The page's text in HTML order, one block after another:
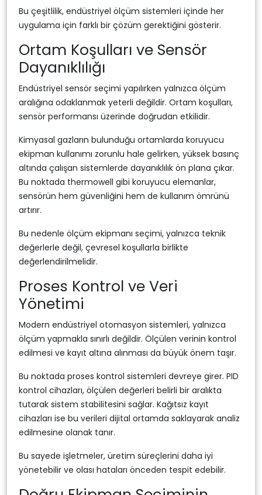
Bu çeşitlilik, endüstriyel ölçüm sistemleri içinde her
uygulama için farklı bir çözüm gerektiğini gösterir.
Ortam Koşulları ve Sensör
Dayanıklılığı
Endüstriyel sensör seçimi yapılırken yalnızca ölçüm
aralığına odaklanmak yeterli değildir. Ortam koşulları,
sensör performansı üzerinde doğrudan etkilidir.
Kimyasal gazların bulunduğu ortamlarda koruyucu
ekipman kullanımı zorunlu hale gelirken, yüksek basınç
altında çalışan sistemlerde dayanıklılık ön plana çıkar.
Bu noktada thermowell gibi koruyucu elemanlar,
sensörün hem güvenliğini hem de kullanım ömrünü
artırır.
Bu nedenle ölçüm ekipmanı seçimi, yalnızca teknik
değerlerle değil, çevresel koşullarla birlikte
değerlendirilmelidir.
Proses Kontrol ve Veri
Yönetimi
Modern endüstriyel otomasyon sistemleri, yalnızca
ölçüm yapmakla sınırlı değildir. Ölçülen verinin kontrol
edilmesi ve kayıt altına alınması da büyük önem taşır.
Bu noktada proses kontrol sistemleri devreye girer. PID
kontrol cihazları, ölçülen değerleri belirli bir aralıkta
tutarak sistem stabilitesini sağlar. Kağıtsız kayıt
cihazları ise bu verileri dijital ortamda saklayarak analiz
edilmesine olanak tanır.
Bu sayede işletmeler, üretim süreçlerini daha iyi
yönetebilir ve olası hataları önceden tespit edebilir.